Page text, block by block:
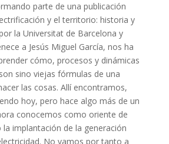
parte de una publicación
y el territorio: historia y
la Universitat de Barcelona y
a Jesús Miguel García, nos ha
cómo, procesos y dinámicas
sino viejas fórmulas de una
las cosas. Allí encontramos,
hoy, pero hace algo más de un
conocemos como oriente de
la implantación de la generación
No vamos por tanto a